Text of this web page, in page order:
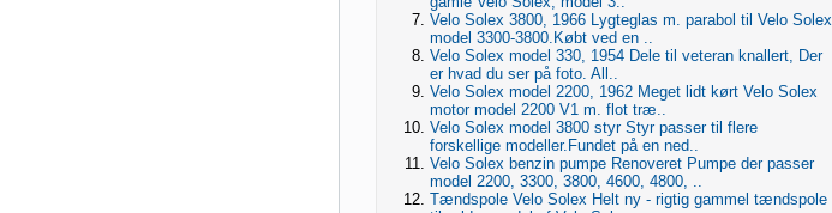
Velo Solex 3800, 1966 Lygteglas m. parabol til Velo Solex
model 3300-3800.Købt ved en ..
Velo Solex model 330, 1954 Dele til veteran knallert, Der
er hvad du ser på foto. All..
Velo Solex model 2200, 1962 Meget lidt kørt Velo Solex
motor model 2200 V1 m. flot træ..
Velo Solex model 3800 styr Styr passer til flere
forskellige modeller.Fundet på en ned..
Velo Solex benzin pumpe Renoveret Pumpe der passer
model 2200, 3300, 3800, 4600, 4800, ..
Tændspole Velo Solex Helt ny - rigtig gammel tændspole